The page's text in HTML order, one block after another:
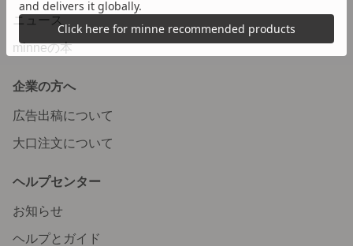
ニュース
minneの本
企業の方へ
広告出稿について
大口注文について
ヘルプセンター
お知らせ
ヘルプとガイド